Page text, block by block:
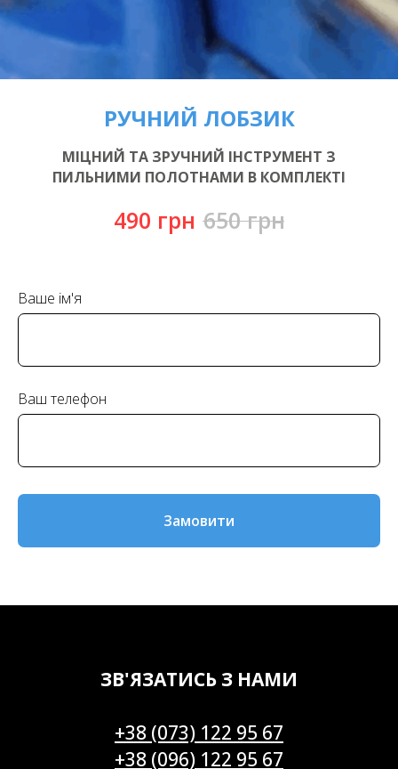
РУЧНИЙ ЛОБЗИК
МІЦНИЙ ТА ЗРУЧНИЙ ІНСТРУМЕНТ З
ПИЛЬНИМИ ПОЛОТНАМИ В КОМПЛЕКТІ
490 грн 650 грн
Ваше ім'я
Ваш телефон
Замовити
ЗВ'ЯЗАТИСЬ З НАМИ
+38 (073) 122 95 67
+38 (096) 122 95 67